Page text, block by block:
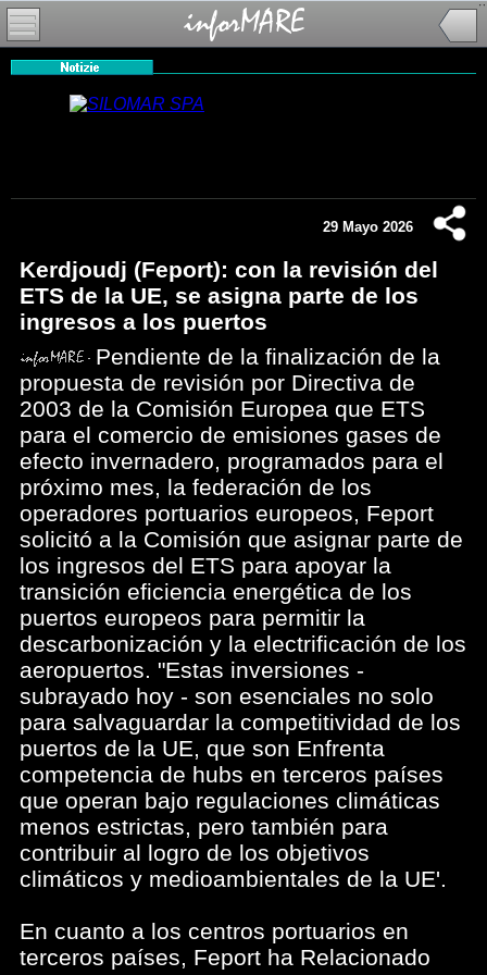
29 Mayo 2026
Kerdjoudj (Feport): con la revisión del
ETS de la UE, se asigna parte de los
ingresos a los puertos
Pendiente de la finalización de la
propuesta de revisión por Directiva de
2003 de la Comisión Europea que ETS
para el comercio de emisiones gases de
efecto invernadero, programados para el
próximo mes, la federación de los
operadores portuarios europeos, Feport
solicitó a la Comisión que asignar parte de
los ingresos del ETS para apoyar la
transición eficiencia energética de los
puertos europeos para permitir la
descarbonización y la electrificación de los
aeropuertos. "Estas inversiones -
subrayado hoy - son esenciales no solo
para salvaguardar la competitividad de los
puertos de la UE, que son Enfrenta
competencia de hubs en terceros países
que operan bajo regulaciones climáticas
menos estrictas, pero también para
contribuir al logro de los objetivos
climáticos y medioambientales de la UE'.
En cuanto a los centros portuarios en
terceros países, Feport ha Relacionado